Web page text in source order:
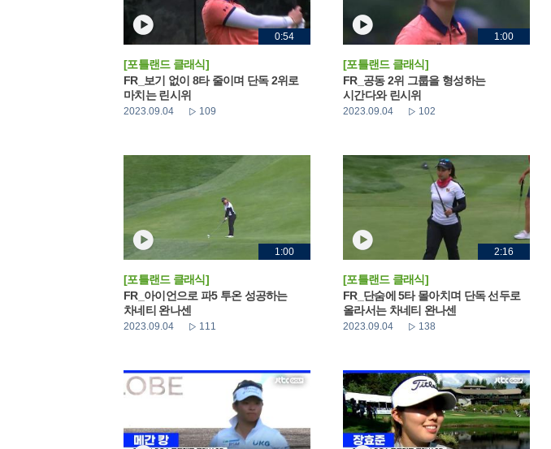
0:54
[포틀랜드 클래식]
FR_보기 없이 8타 줄이며 단독 2위로
마치는 린시위
2023.09.04 109
1:00
[포틀랜드 클래식]
FR_공동 2위 그룹을 형성하는
시간다와 린시위
2023.09.04 102
1:00
[포틀랜드 클래식]
FR_아이언으로 파5 투온 성공하는
차네티 완나센
2023.09.04 111
2:16
[포틀랜드 클래식]
FR_단숨에 5타 몰아치며 단독 선두로
올라서는 차네티 완나센
2023.09.04 138